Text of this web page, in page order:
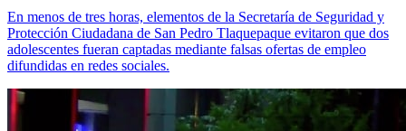
En menos de tres horas, elementos de la Secretaría de Seguridad y
Protección Ciudadana de San Pedro Tlaquepaque evitaron que dos
adolescentes fueran captadas mediante falsas ofertas de empleo
difundidas en redes sociales.